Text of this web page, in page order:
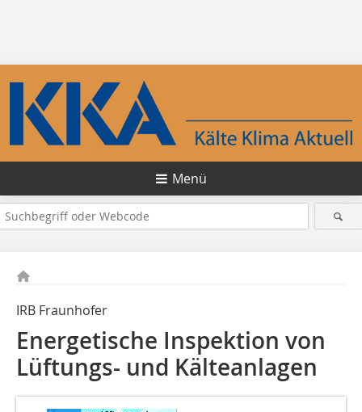
Menü
IRB Fraunhofer
Energetische Inspektion von
Lüftungs- und Kälteanlagen